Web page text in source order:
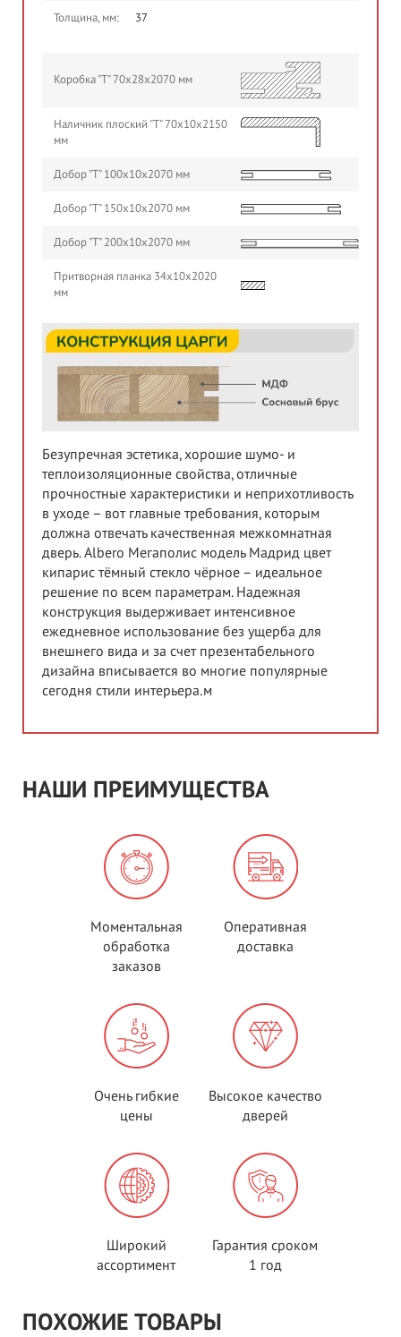
Толщина, мм: 37
Коробка "Т" 70х28х2070 мм
Наличник плоский "Т" 70х10х2150
мм
Добор "Т" 100х10х2070 мм
Добор "Т" 150х10х2070 мм
Добор "Т" 200х10х2070 мм
Притворная планка 34х10х2020
мм
Безупречная эстетика, хорошие шумо- и
теплоизоляционные свойства, отличные
прочностные характеристики и неприхотливость
в уходе – вот главные требования, которым
должна отвечать качественная межкомнатная
дверь. Albero Мегаполис модель Мадрид цвет
кипарис тёмный стекло чёрное – идеальное
решение по всем параметрам. Надежная
конструкция выдерживает интенсивное
ежедневное использование без ущерба для
внешнего вида и за счет презентабельного
дизайна вписывается во многие популярные
сегодня стили интерьера.м
НАШИ ПРЕИМУЩЕСТВА
Моментальная
обработка
заказов
Оперативная
доставка
Очень гибкие
цены
Высокое качество
дверей
Широкий
ассортимент
Гарантия сроком
1 год
ПОХОЖИЕ ТОВАРЫ